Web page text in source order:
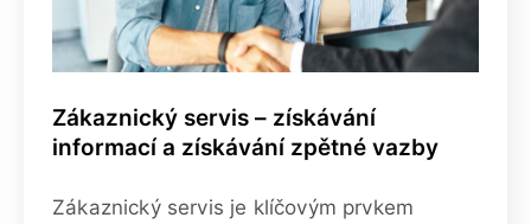
Zákaznický servis – získávání
informací a získávání zpětné vazby
Zákaznický servis je klíčovým prvkem